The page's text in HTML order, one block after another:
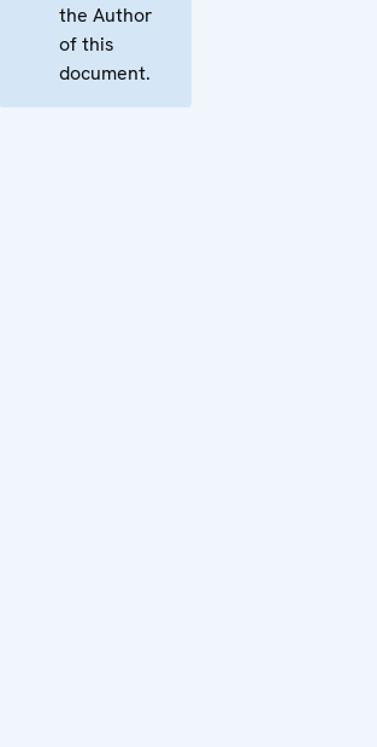
the Author
of this
document.